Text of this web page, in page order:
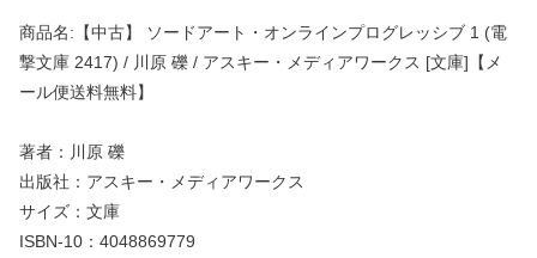
商品名:【中古】 ソードアート・オンラインプログレッシブ 1 (電
撃文庫 2417) / 川原 礫 / アスキー・メディアワークス [文庫]【メ
ール便送料無料】
著者：川原 礫
出版社：アスキー・メディアワークス
サイズ：文庫
ISBN-10：4048869779